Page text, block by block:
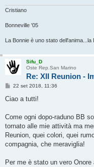
Cristiano
Bonneville '05
La Bonnie è uno stato
Sifu_D
Oste Rep.San Marino
Re: XII Reunion -
M
s
g
i
o
22 set 2018, 11:36
Ciao a tutti!
Come ogni dopo-raduno BB
tornato alle mie attività ma
Reunion, quei colori, quei
compagnia, che meraviglia!
Per me è stato un vero